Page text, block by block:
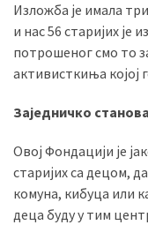
Изложба је имала
и нас 56 старијих је
потрошеног смо то
активисткиња којој
Заједничко
Овој Фондацији је
старијих са децом,
комуна, кибуца или
деца буду у тим